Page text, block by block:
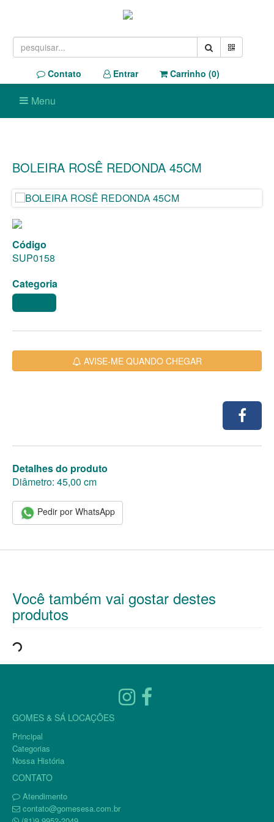
Contato Entrar Carrinho (0)
Menu
BOLEIRA ROSÊ REDONDA 45CM
Código
SUP0158
Categoria
AVISE-ME QUANDO CHEGAR
Detalhes do produto
Diâmetro: 45,00 cm
Pedir por WhatsApp
Você também vai gostar destes
produtos
GOMES & SÁ LOCAÇÕES
Principal
Categorias
Nossa História
CONTATO
Atendimento
contato@gomesesa.com.br